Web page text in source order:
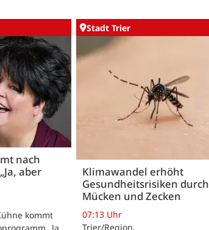
nach
aber
kommt
„Ja,
Stadt Trier
Klimawandel erhöht
Gesundheitsrisiken durch
Mücken und Zecken
07:13 Uhr
Trier/Region.